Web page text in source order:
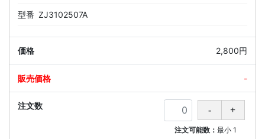
型番 ZJ3102507A
2,800円
-
注文可能数：最小 1